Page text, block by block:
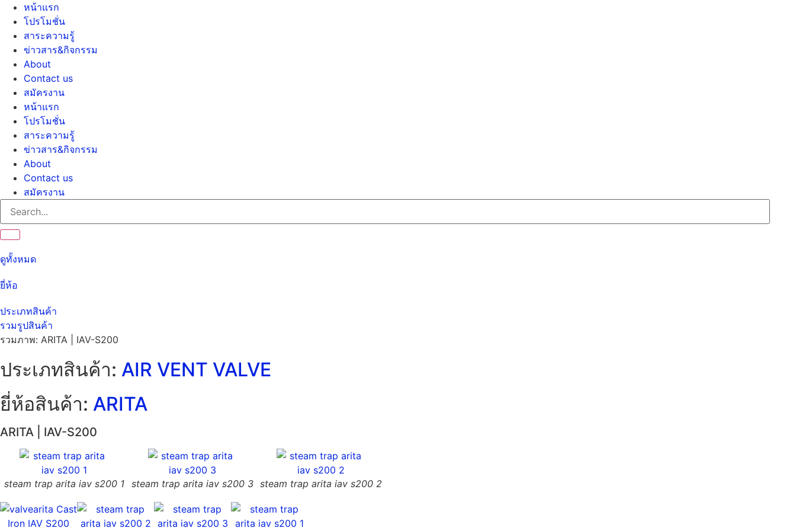
Skip
content
หน้าแรก
โปรโมชั่น
สาระความรู้
ข่าวสาร&กิจกรรม
About
Contact us
สมัครงาน
หน้าแรก
โปรโมชั่น
สาระความรู้
ข่าวสาร&กิจกรรม
About
Contact us
สมัครงาน
ดูทั้งหมด
ยี่ห้อ
ประเภทสินค้า
รวมรูปสินค้า
รวมภาพ: ARITA | IAV-S200
ประเภทสินค้า: AIR VENT VALVE
ยี่ห้อสินค้า: ARITA
ARITA | IAV-S200
steam trap arita iav s200 1 steam trap arita iav s200 3 steam trap arita iav s200 2